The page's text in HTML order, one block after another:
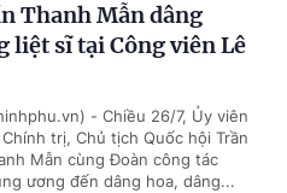
Thanh Mẫn dâng
liệt sĩ tại Công viên Lê
- Chiều 26/7, Ủy viên
Chính trị, Chủ tịch Quốc hội Trần
Mẫn cùng Đoàn công tác
ương đến dâng hoa, dâng...